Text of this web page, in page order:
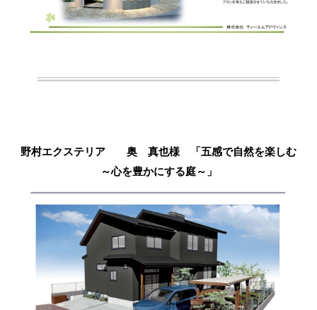
野村エクステリア 奥 真也様 「五感で自然を楽しむ
～心を豊かにする庭～」